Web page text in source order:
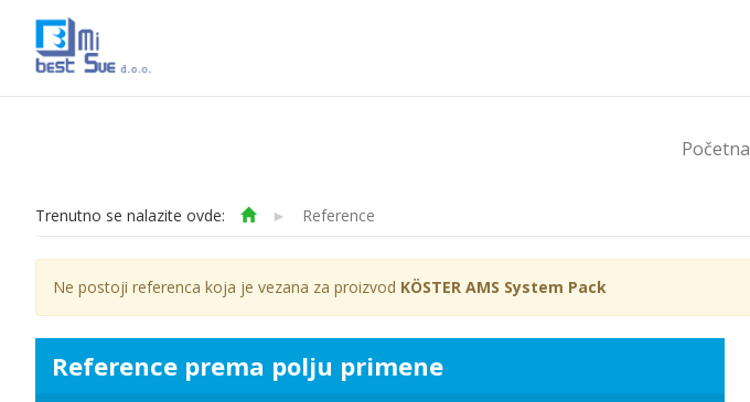
Početna
Trenutno se nalazite ovde: ► Reference
Ne postoji referenca koja je vezana za proizvod KÖSTER AMS System Pack
Reference prema polju primene